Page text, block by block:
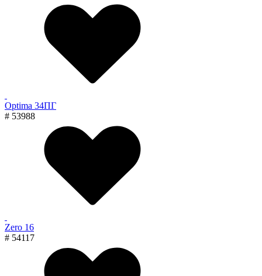
Optima 34ПГ
# 53988
Zero 16
# 54117